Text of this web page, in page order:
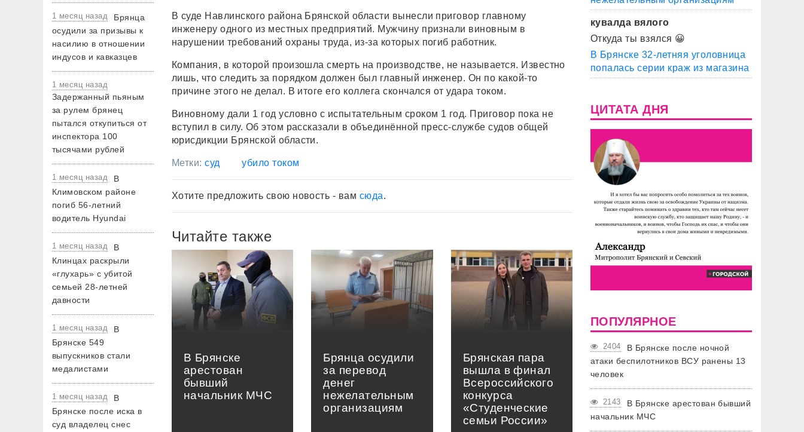
1 месяц назад
Брянца
осудили за призывы к
насилию в отношении
индусов и кавказцев
1 месяц назад
Задержанный пьяным
за рулем брянец
пытался откупиться от
инспектора 100
тысячами рублей
1 месяц назад
В
Климовском районе
погиб 56-летний
водитель Hyundai
1 месяц назад
В
Клинцах раскрыли
«глухарь» с убитой
семьей 28-летней
давности
1 месяц назад
В
Брянске 549
выпускников стали
медалистами
1 месяц назад
В
Брянске после иска в
суд владелец снес
В суде Навлинского района Брянской области вынесли приговор главному
инженеру одного из местных предприятий. Мужчину признали виновным в
нарушении требований охраны труда, из-за которых погиб работник.
Компания, в которой произошла смерть на производстве, не называется. Известно
лишь, что следить за порядком должен был главный инженер. Он по какой-то
причине этого не делал. В итоге его коллега скончался от удара током.
Виновному дали 1 год условно с испытательным сроком 1 год. Приговор пока не
вступил в силу. Об этом рассказали в объединённой пресс-службе судов общей
юрисдикции Брянской области.
Метки:суд убило током
Хотите предложить свою новость - вам сюда.
Читайте также
В Брянске
арестован
бывший
начальник МЧС
Брянца осудили
за перевод
денег
нежелательным
организациям
Брянская пара
вышла в финал
Всероссийского
конкурса
«Студенческие
семьи России»
кувалда вялого
Откуда ты взялся 😀
В Брянске 32-летняя уголовница
попалась серии краж из магазина
ЦИТАТА ДНЯ
ПОПУЛЯРНОЕ
2404
В Брянске после ночной
атаки беспилотников ВСУ ранены 13
человек
2143
В Брянске арестован бывший
начальник МЧС